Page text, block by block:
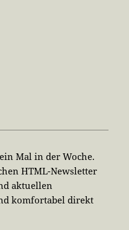
Mal in der Woche.
HTML-Newsletter
aktuellen
komfortabel direkt